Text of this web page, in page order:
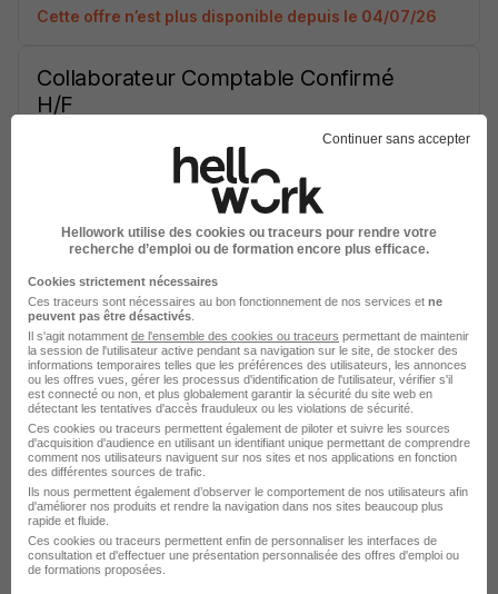
Cette offre n’est plus disponible depuis le 04/07/26
Collaborateur Comptable Confirmé
H/F
38 000 - 45 000 € / an
Cette offre n’est plus disponible depuis le 19/06/26
H/F
Caluire-et-Cuire - 69 CDI 36 000 - 42 000 € / an
Cette offre n’est plus disponible depuis le 06/06/26
Collaborateur Comptable Junior H/F
Lyon 3e - 69 CDI 32 000 - 38 000 € / an
Cette offre n’est plus disponible depuis le 01/06/26
Continuer sans accepter
Hellowork utilise des cookies ou traceurs pour rendre votre
recherche d’emploi ou de formation encore plus efficace.
Cookies strictement nécessaires
Ces traceurs sont nécessaires au bon fonctionnement de nos services et ne
peuvent pas être désactivés
Il s'agit notamment de l'ensemble des cookies ou traceurs permettant de maintenir
la session de l'utilisateur active pendant sa navigation sur le site, de stocker des
informations temporaires telles que les préférences des utilisateurs, les annonces
ou les offres vues, gérer les processus d'identification de l'utilisateur, vérifier s'il
est connecté ou non, et plus globalement garantir la sécurité du site web en
détectant les tentatives d'accès frauduleux ou les violations de sécurité.
Ces cookies ou traceurs permettent également de piloter et suivre les sources
d'acquisition d'audience en utilisant un identifiant unique permettant de comprendre
comment nos utilisateurs naviguent sur nos sites et nos applications en fonction
des différentes sources de trafic.
Ils nous permettent également d’observer le comportement de nos utilisateurs afin
d'améliorer nos produits et rendre la navigation dans nos sites beaucoup plus
rapide et fluide.
Ces cookies ou traceurs permettent enfin de personnaliser les interfaces de
consultation et d'effectuer une présentation personnalisée des offres d'emploi ou
de formations proposées.